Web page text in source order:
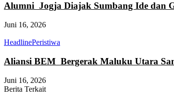
Alumni Jogja Diajak Sumbang Ide dan
Juni 16, 2026
HeadlinePeristiwa
Aliansi BEM Bergerak Maluku Utara
Juni 16, 2026
Berita Terkait